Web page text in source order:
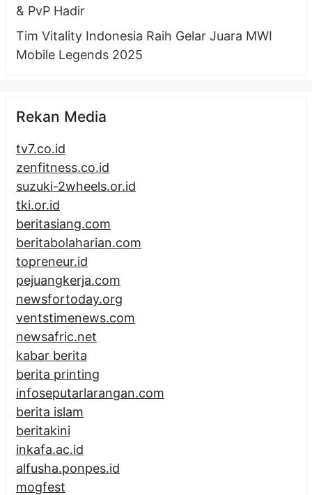
& PvP Hadir
Tim Vitality Indonesia Raih Gelar Juara MWI
Mobile Legends 2025
Rekan Media
tv7.co.id
zenfitness.co.id
suzuki-2wheels.or.id
tki.or.id
beritasiang.com
beritabolaharian.com
topreneur.id
pejuangkerja.com
newsfortoday.org
ventstimenews.com
newsafric.net
kabar berita
berita printing
infoseputarlarangan.com
berita islam
beritakini
inkafa.ac.id
alfusha.ponpes.id
mogfest